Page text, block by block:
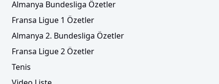
Almanya Bundesliga Özetler
Fransa Ligue 1 Özetler
Almanya 2. Bundesliga Özetler
Fransa Ligue 2 Özetler
Tenis